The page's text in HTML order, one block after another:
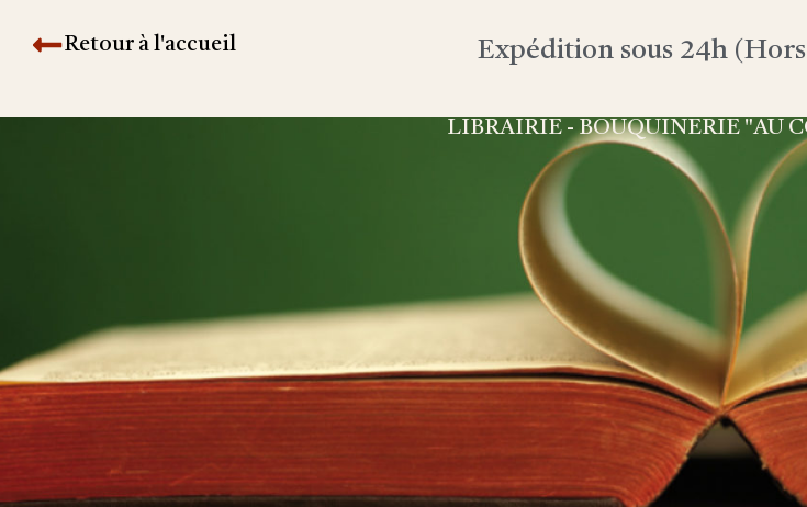
Retour à l'accueil Expédition sous 24h
LIBRAIRIE - BOUQUINERIE "AU